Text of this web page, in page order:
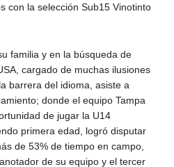
con la selección Sub15 Vinotinto
familia y en la búsqueda de
cargado de muchas ilusiones
barrera del idioma, asiste a
donde el equipo Tampa
de jugar la U14
primera edad, logró disputar
de 53% de tiempo en campo,
de su equipo y el tercer